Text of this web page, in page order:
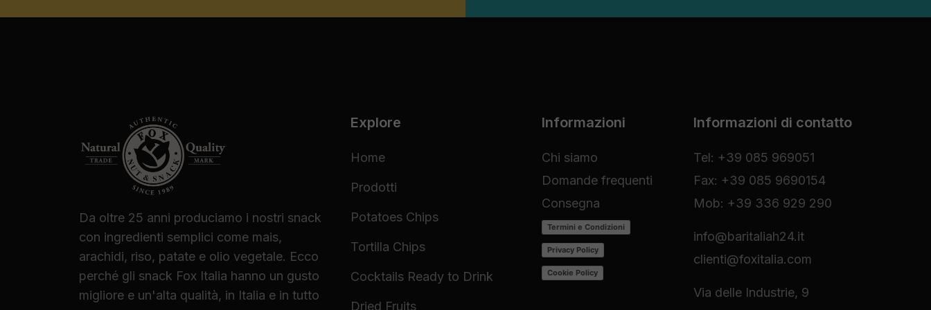
Da oltre 25 anni produciamo i nostri snack
con ingredienti semplici come mais,
arachidi, riso, patate e olio vegetale. Ecco
perché gli snack Fox Italia hanno un gusto
migliore e un'alta qualità, in Italia e in tutto
Explore
Home
Prodotti
Potatoes Chips
Tortilla Chips
Cocktails Ready to Drink
Dried Fruits
Informazioni
Chi siamo
Domande frequenti
Consegna
Termini e Condizioni
Privacy Policy
Cookie Policy
Informazioni di contatto
Tel: +39 085 969051
Fax: +39 085 9690154
Mob: +39 336 929 290
info@baritaliah24.it
clienti@foxitalia.com
Via delle Industrie, 9